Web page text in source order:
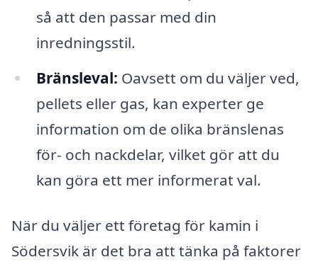
så att den passar med din
inredningsstil.
Bränsleval: Oavsett om du väljer ved,
pellets eller gas, kan experter ge
information om de olika bränslenas
för- och nackdelar, vilket gör att du
kan göra ett mer informerat val.
När du väljer ett företag för kamin i
Södersvik är det bra att tänka på faktorer